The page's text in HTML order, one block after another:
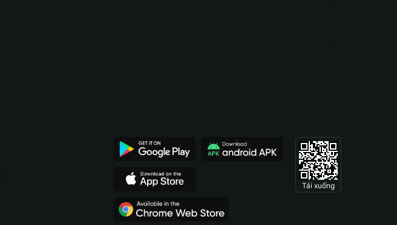
Tải xuống